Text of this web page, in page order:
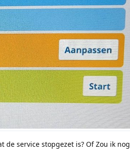
service stopgezet is? Of Zou ik nog